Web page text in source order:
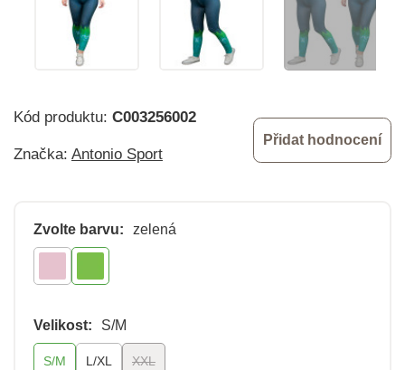
Kód produktu: C003256002
Značka: Antonio Sport
Přidat hodnocení
Zvolte barvu: zelená
Velikost: S/M
S/M L/XL XXL